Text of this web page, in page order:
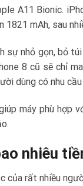
A11 Bionic.
mAh, sau
nhỏ gọn, bỏ
8 cũ sẽ chỉ
dùng có nhu
máy phù hợp
nhiêu
của rất nhiều